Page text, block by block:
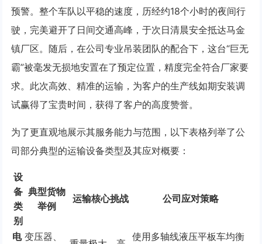
预警。整个车队以平稳的速度，历经约18个小时的夜间行
驶，完美避开了日间交通高峰，于次日清晨安全抵达马金
镇厂区。随后，在公司专业吊装团队的配合下，这台“巨无
霸”被毫发无损地安置在了预定位置，精度完全符合厂家要
求。此次高效、精准的运输，为客户的生产线如期安装调
试赢得了宝贵时间，获得了客户的高度赞誉。
为了更直观地展示其服务能力与范围，以下表格列举了公
司部分典型的运输设备类型及其应对概要：
设
备
类
别
典型货物
举例
运输核心挑战 公司应对策略
电 变压器、 使用多轴线液压平板车均衡